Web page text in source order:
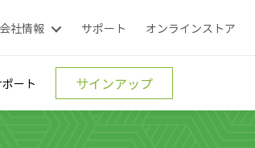
会社情報 サポート オンラインストア
ート サインアップ